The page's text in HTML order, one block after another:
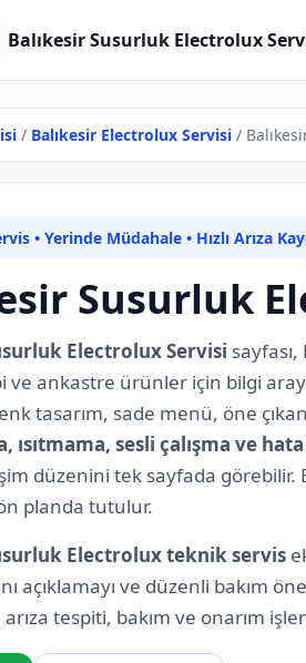
Balıkesir Susurluk Electrolux
/ Balıkesir Electrolux Servisi /
• Yerinde Müdahale • Hızlı Arıza
Susurluk
Electrolux Servisi
ve ankastre ürünler için bilgi
tasarım, sade menü, öne
ısıtmama, sesli çalışma ve
düzenini tek sayfada görebilir.
planda tutulur.
Electrolux teknik servis
açıklamayı ve düzenli bakım
tespiti, bakım ve onarım